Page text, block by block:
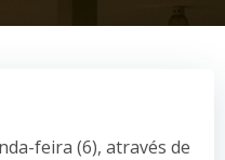
feira (6), através de